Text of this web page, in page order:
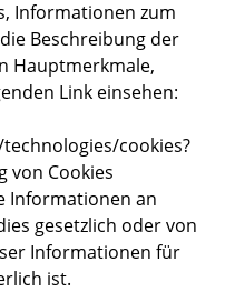
Informationen zum
Beschreibung der
Hauptmerkmale,
Link einsehen:
cookies?
von Cookies
Informationen an
gesetzlich oder von
Informationen für
ist.